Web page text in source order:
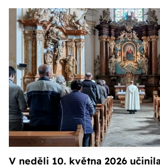
V neděli 10. května 2026